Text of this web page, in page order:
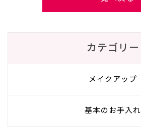
カテゴリー
メイクアップ
基本のお手入れ